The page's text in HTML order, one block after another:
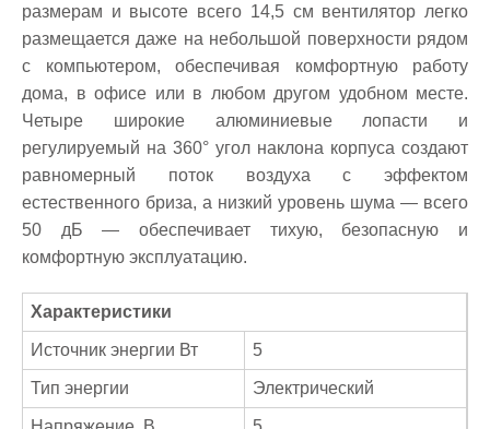
размерам и высоте всего 14,5 см вентилятор легко
размещается даже на небольшой поверхности рядом
с компьютером, обеспечивая комфортную работу
дома, в офисе или в любом другом удобном месте.
Четыре широкие алюминиевые лопасти и
регулируемый на 360° угол наклона корпуса создают
равномерный поток воздуха с эффектом
естественного бриза, а низкий уровень шума — всего
50 дБ — обеспечивает тихую, безопасную и
комфортную эксплуатацию.
Характеристики
Источник энергии Вт 5
Тип энергии Электрический